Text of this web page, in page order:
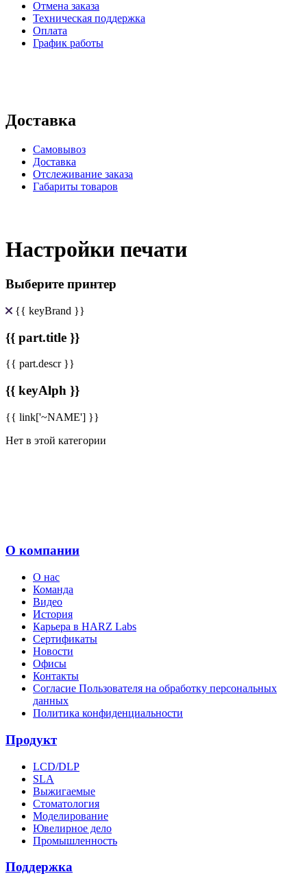
Отмена заказа
Техническая поддержка
Оплата
График работы
Доставка
Самовывоз
Доставка
Отслеживание заказа
Габариты товаров
Настройки печати
Выберите принтер
{{ keyBrand }}
{{ part.title }}
{{ part.descr }}
{{ keyAlph }}
{{ link['~NAME'] }}
Нет в этой категории
О компании
О нас
Команда
Видео
История
Карьера в HARZ Labs
Сертификаты
Новости
Офисы
Контакты
Согласие Пользователя на обработку персональных
данных
Политика конфиденциальности
Продукт
LCD/DLP
SLA
Выжигаемые
Стоматология
Моделирование
Ювелирное дело
Промышленность
Поддержка